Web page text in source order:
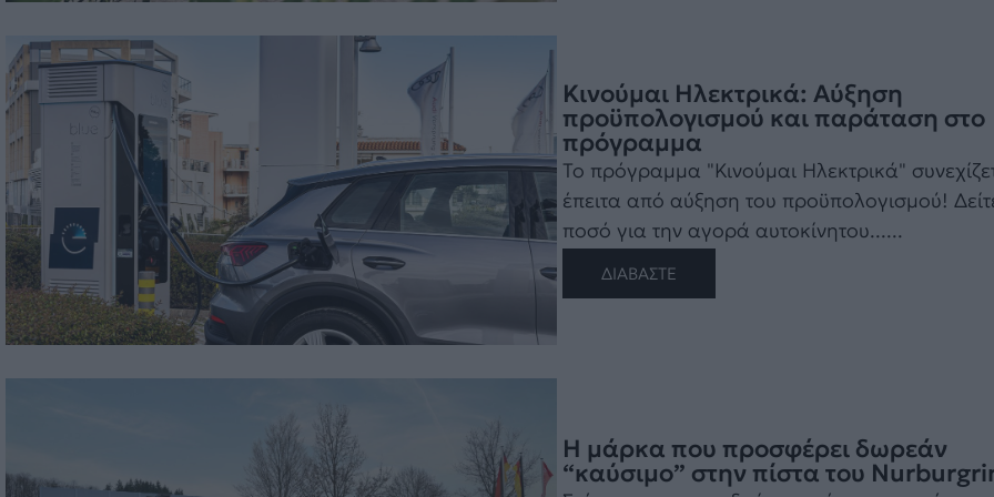
Κινούμαι Ηλεκτρικά: Αύξηση
προϋπολογισμού και παράταση στο
πρόγραμμα
Το πρόγραμμα "Κινούμαι Ηλεκτρικά"
έπειτα από αύξηση του προϋπολογισμού!
ποσό για την αγορά αυτοκίνητου......
ΔΙΑΒΑΣΤΕ
Η μάρκα που προσφέρει δωρεάν
“καύσιμο” στην πίστα του